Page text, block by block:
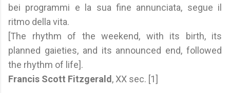
bei programmi e la sua fine annunciata, segue il
ritmo della vita.
[The rhythm of the weekend, with its birth, its
planned gaieties, and its announced end, followed
the rhythm of life].
Francis Scott Fitzgerald , XX sec. [1]